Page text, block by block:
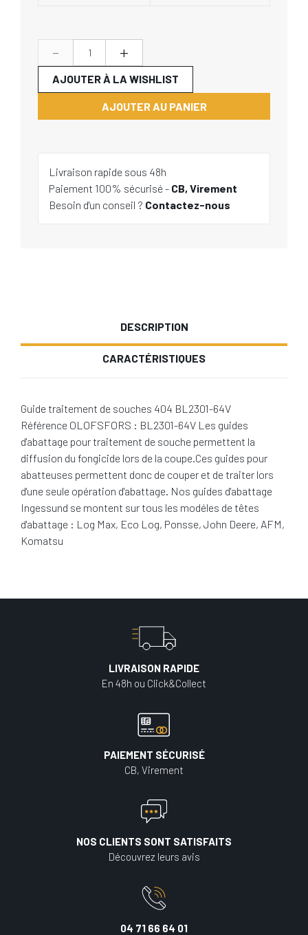
- +
AJOUTER AU PANIER
AJOUTER À LA WISHLIST
Livraison rapide sous 48h
Paiement 100% sécurisé - CB, Virement
Besoin d'un conseil ? Contactez-nous
DESCRIPTION
CARACTÉRISTIQUES
Guide traitement de souches 404 BL2301-64V
Référence OLOFSFORS : BL2301-64V Les guides
d'abattage pour traitement de souche permettent la
diffusion du fongicide lors de la coupe.Ces guides pour
abatteuses permettent donc de couper et de traiter lors
d'une seule opération d'abattage. Nos guides d'abattage
Ingessund se montent sur tous les modéles de têtes
d'abattage : Log Max, Eco Log, Ponsse, John Deere, AFM,
Komatsu
LIVRAISON RAPIDE
En 48h ou Click&Collect
PAIEMENT SÉCURISÉ
CB, Virement
NOS CLIENTS SONT SATISFAITS
Découvrez leurs avis
04 71 66 64 01